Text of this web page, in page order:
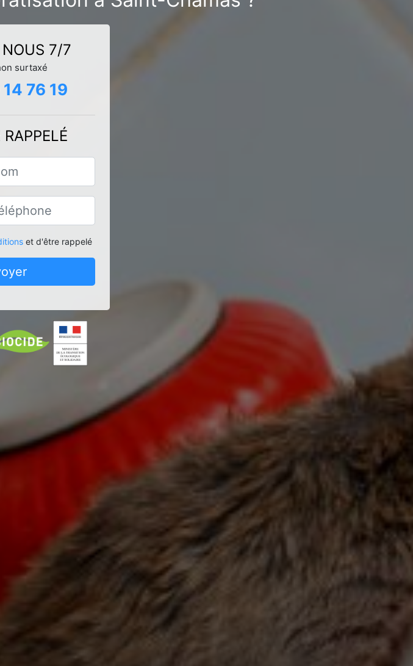
NOUS 7/7
surtaxé
76 19
et d'être rappelé